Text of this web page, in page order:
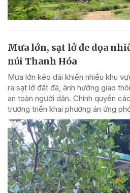
Mưa lớn, sạt lở đe dọa
núi Thanh Hóa
Mưa lớn kéo dài khiến nhiều khu
ra sạt lở đất đá, ảnh hưởng giao
an toàn người dân. Chính quyền
trương triển khai phương án ứng